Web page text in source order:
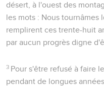
désert, à l'ouest des
les mots : Nous tournâmes
remplirent ces trente-huit
par aucun progrès digne
3 Pour s'être refusé à faire
pendant de longues